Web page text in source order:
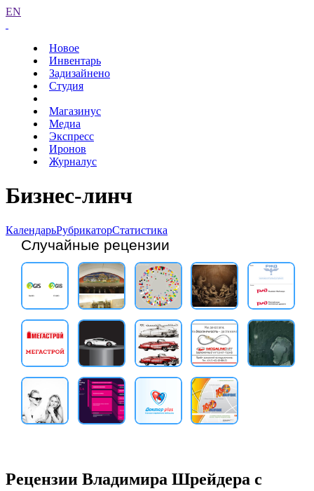
EN
Новое
Инвентарь
Задизайнено
Студия
Магазинус
Медиа
Экспресс
Иронов
Журналус
Бизнес-линч
КалендарьРубрикаторСтатистика
Случайные рецензии
Рецензии Владимира Шрейдера с